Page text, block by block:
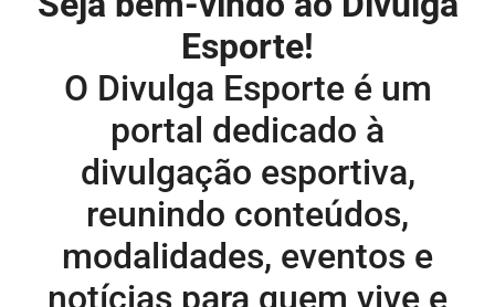
Esporte!
O Divulga Esporte é um
portal dedicado à
divulgação esportiva,
reunindo conteúdos,
modalidades, eventos e
notícias para quem vive e